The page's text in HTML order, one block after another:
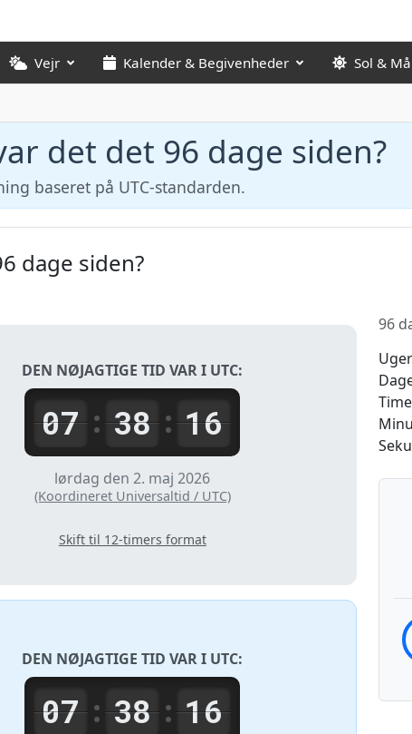
Vejr Kalender & Begivenheder Sol &
det det 96 dage siden?
baseret på UTC-standarden.
dage siden?
DEN NØJAGTIGE TID VAR I UTC:
07 : 38 : 16
lørdag den 2. maj 2026
(Koordineret Universaltid / UTC)
Skift til 12-timers format
DEN NØJAGTIGE TID VAR I UTC:
07 : 38 : 16
96
Uger